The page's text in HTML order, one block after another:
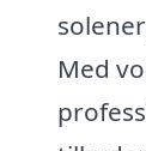
Med